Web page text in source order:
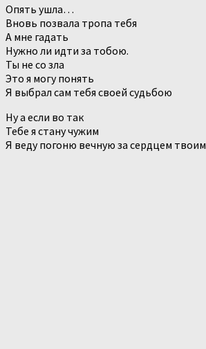
Опять ушла…
Вновь позвала тропа тебя
А мне гадать
Нужно ли идти за тобою.
Ты не со зла
Это я могу понять
Я выбрал сам тебя своей судьбою
Ну а если во так
Тебе я стану чужим
Я веду погоню вечную за сердцем твоим